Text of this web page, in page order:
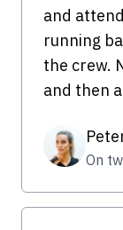
and
running
the crew.
and then
On